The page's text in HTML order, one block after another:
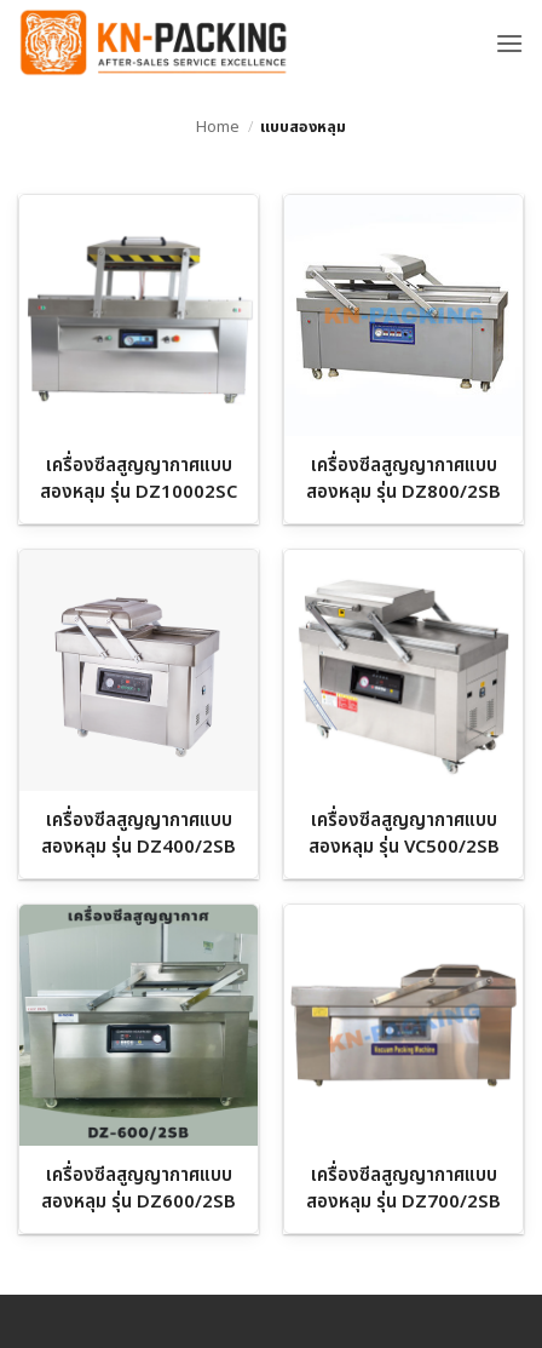
ข้าม
ยัง
Home / แบบสองหลุม
เครื่องซีลสูญญากาศแบบ
สองหลุม รุ่น DZ10002SC
เครื่องซีลสูญญากาศแบบ
สองหลุม รุ่น DZ800/2SB
เครื่องซีลสูญญากาศแบบ
สองหลุม รุ่น DZ400/2SB
เครื่องซีลสูญญากาศแบบ
สองหลุม รุ่น VC500/2SB
เครื่องซีลสูญญากาศแบบ
สองหลุม รุ่น DZ600/2SB
เครื่องซีลสูญญากาศแบบ
สองหลุม รุ่น DZ700/2SB